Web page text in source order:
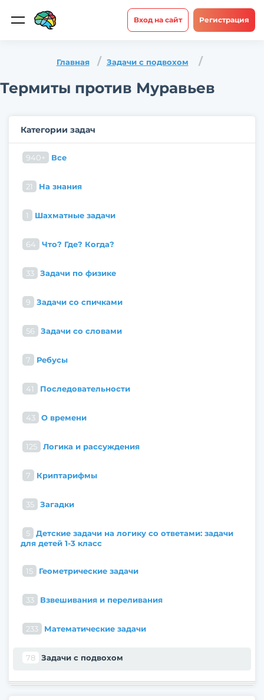
Вход на сайт Регистрация
Главная Задачи с подвохом
Термиты против Муравьев
Категории задач
940+ Все
21 На знания
1 Шахматные задачи
64 Что? Где? Когда?
33 Задачи по физике
9 Задачи со спичками
56 Задачи со словами
7 Ребусы
41 Последовательности
43 О времени
125 Логика и рассуждения
7 Криптарифмы
35 Загадки
5
Детские задачи на логику со ответами: задачи
для детей 1-3 класс
15 Геометрические задачи
33 Взвешивания и переливания
233 Математические задачи
78 Задачи с подвохом